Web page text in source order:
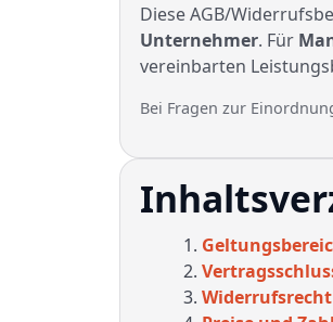
Diese AGB/
Unternehmer. Für
vereinbarten
Bei Fragen zur
Widerrufsrecht